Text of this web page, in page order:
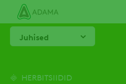
edasi
põhisisu
juurdeJuhised
HERBITSIIDID